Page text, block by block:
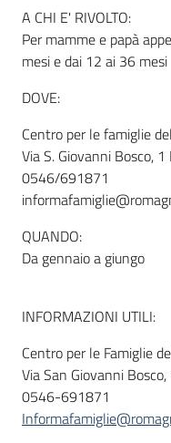
Newsletter
A CHI E' RIVOLTO:
Per mamme e papà
mesi e dai 12 ai 36 mesi
DOVE:
Centro per le famiglie
Via S. Giovanni Bosco,
0546/691871
QUANDO:
Da gennaio a giungo
INFORMAZIONI UTILI:
Centro per le Famiglie
Via San Giovanni
0546-691871